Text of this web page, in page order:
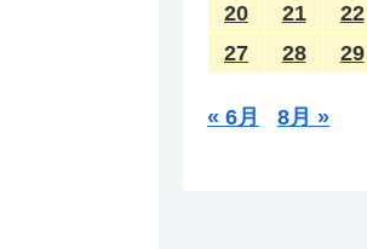
20
21 22
27
28 29
« 6月 8月 »